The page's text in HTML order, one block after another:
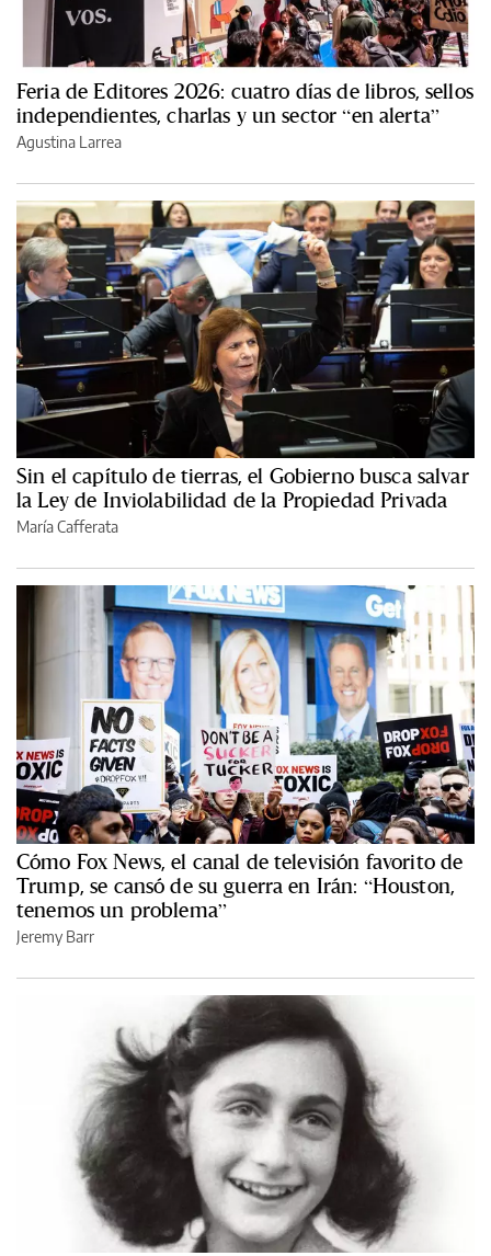
Feria de Editores 2026: cuatro días de libros, sellos
independientes, charlas y un sector “en alerta”
Agustina Larrea
Sin el capítulo de tierras, el Gobierno busca salvar
la Ley de Inviolabilidad de la Propiedad Privada
María Cafferata
Cómo Fox News, el canal de televisión favorito de
Trump, se cansó de su guerra en Irán: “Houston,
tenemos un problema”
Jeremy Barr